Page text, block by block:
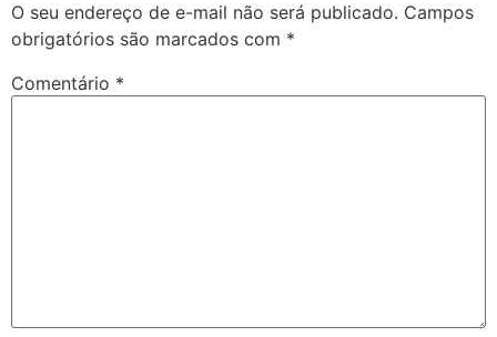
O seu endereço de e-mail não será publicado. Campos
obrigatórios são marcados com *
Comentário *